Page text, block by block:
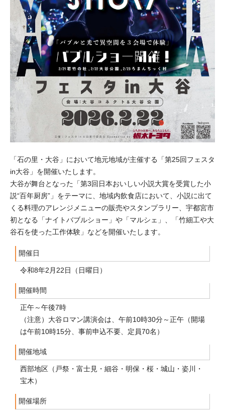
「石の里・大谷」において地元地域が主催する「第25回フェスタ
in大谷」を開催いたします。
大谷が舞台となった「第3回日本おいしい小説大賞を受賞した小
説“百年厨房”」をテーマに、地域内飲食店において、小説に出て
くる料理のアレンジメニューの販売やスタンプラリー、宇都宮市
初となる「ナイトバブルショー」や「マルシェ」、「竹細工や大
谷石を使った工作体験」などを開催いたします。
開催日
令和8年2月22日（日曜日）
開催時間
正午～午後7時
（注意）大谷ロマン講演会は、午前10時30分～正午（開場
は午前10時15分、事前申込不要、定員70名）
開催地域
西部地区（戸祭・富士見・細谷・明保・桜・城山・姿川・
宝木）
開催場所